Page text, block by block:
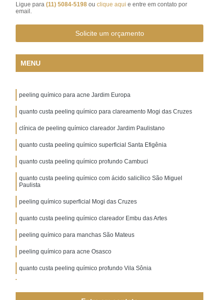
Ligue para(11) 5084-5198ouclique aqui e entre em contato por
email.
Solicite um orçamento
MENU
peeling químico para acne Jardim Europa
quanto custa peeling químico para clareamento Mogi das Cruzes
clínica de peeling químico clareador Jardim Paulistano
quanto custa peeling químico superficial Santa Efigênia
quanto custa peeling químico profundo Cambuci
quanto custa peeling químico com ácido salicílico São Miguel
Paulista
peeling químico superficial Mogi das Cruzes
quanto custa peeling químico clareador Embu das Artes
peeling químico para manchas São Mateus
peeling químico para acne Osasco
quanto custa peeling químico profundo Vila Sônia